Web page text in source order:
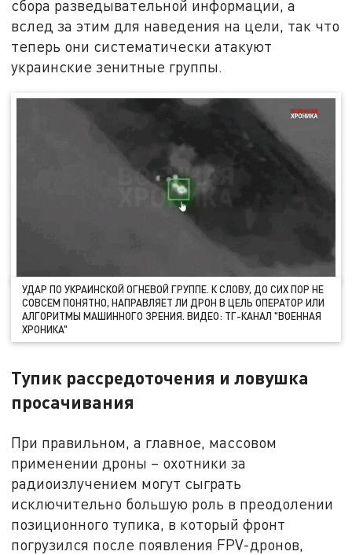
сбора разведывательной информации, а
вслед за этим для наведения на цели, так что
теперь они систематически атакуют
украинские зенитные группы.
УДАР ПО УКРАИНСКОЙ ОГНЕВОЙ ГРУППЕ. К СЛОВУ, ДО СИХ ПОР НЕ
СОВСЕМ ПОНЯТНО, НАПРАВЛЯЕТ ЛИ ДРОН В ЦЕЛЬ ОПЕРАТОР ИЛИ
АЛГОРИТМЫ МАШИННОГО ЗРЕНИЯ. ВИДЕО: ТГ-КАНАЛ "ВОЕННАЯ
ХРОНИКА"
Тупик рассредоточения и ловушка
просачивания
При правильном, а главное, массовом
применении дроны – охотники за
радиоизлучением могут сыграть
исключительно большую роль в преодолении
позиционного тупика, в который фронт
погрузился после появления FPV-дронов,